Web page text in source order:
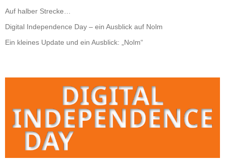
Auf halber Strecke…
Digital Independence Day – ein Ausblick auf Nolm
Ein kleines Update und ein Ausblick: „Nolm“